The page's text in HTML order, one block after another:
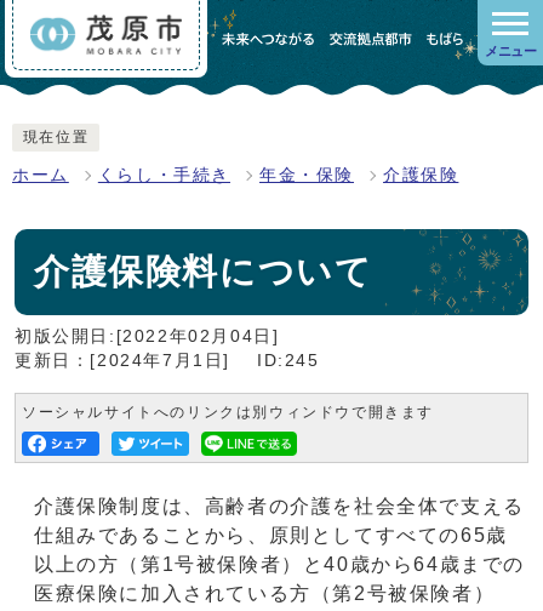
メニュー
現在位置
ホーム くらし・手続き 年金・保険 介護保険
介護保険料について
初版公開日:[2022年02月04日]
更新日：[2024年7月1日]
ID:245
ソーシャルサイトへのリンクは別ウィンドウで開きます
介護保険制度は、高齢者の介護を社会全体で支える
仕組みであることから、原則としてすべての65歳
以上の方（第1号被保険者）と40歳から64歳までの
医療保険に加入されている方（第2号被保険者）